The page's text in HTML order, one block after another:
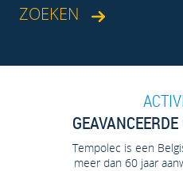
Tempolec is een
meer dan 60 jaar